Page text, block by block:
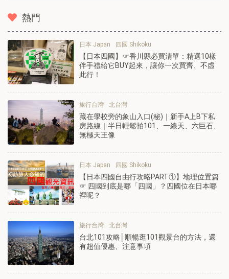
熱門
日本 Japan 四國 Shikoku
【日本四國】☞香川縣必買清單：精選10樣
伴手禮給它BUY起來，讓你一次買齊、不虛
此行！
旅行台灣 北台灣
藏在學校旁的象山入口(秘)｜新手A上B下私
房路線｜半日輕鬆拍101、一線天、六巨石、
無極天王像
日本 Japan 四國 Shikoku
【日本四國自由行攻略PART①】地理位置篇
☞ 四國到底是哪「四國」？四國位在日本哪
裡呢？
旅行台灣 北台灣
台北101攻略│順暢逛101觀景台的方法，還
有超值優惠、注意事項